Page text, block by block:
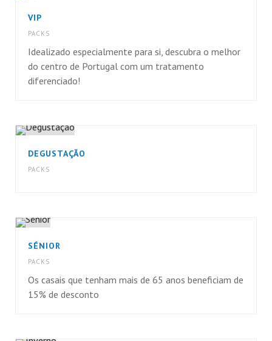
VIP
PACKS
Idealizado especialmente para si, descubra o melhor
do centro de Portugal com um tratamento
diferenciado!
DEGUSTAÇÃO
PACKS
SÉNIOR
PACKS
Os casais que tenham mais de 65 anos beneficiam de
15% de desconto